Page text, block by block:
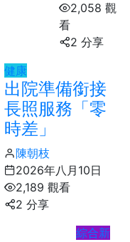
2,058 觀
看
2 分享
健康
出院準備銜接
長照服務「零
時差」
陳朝枝
2026年八月10日
2,189 觀看
2 分享
綜合新